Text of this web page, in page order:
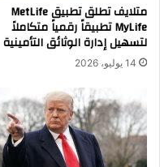
متلايف تطلق تطبيق MetLife
MyLife تطبيقاً رقمياً متكاملاً
لتسهيل إدارة الوثائق التأمينية
14 يوليو، 2026